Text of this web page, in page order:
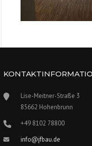
Lise-Meitner-Straße 3
85662 Hohenbrunn
+49 8102 78800
info@jfbau.de